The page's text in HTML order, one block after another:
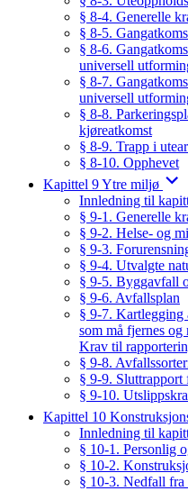
§ 8-4. Generelle
§ 8-5.
§ 8-6.
universell
§ 8-7.
universell
§ 8-8.
kjøreatkomst
§ 8-9. Trapp i
§ 8-10. Opphevet
Kapittel 9 Ytre miljø
Innledning til
§ 9-1. Generelle
§ 9-2. Helse- og
§ 9-3.
§ 9-4. Utvalgte
§ 9-5. Byggavfall
§ 9-6. Avfallsplan
§ 9-7.
som må fjernes og
Krav til
§ 9-8.
§ 9-9.
§ 9-10.
Kapittel 10
Innledning til
§ 10-1. Personlig
§ 10-2.
§ 10-3. Nedfall fra